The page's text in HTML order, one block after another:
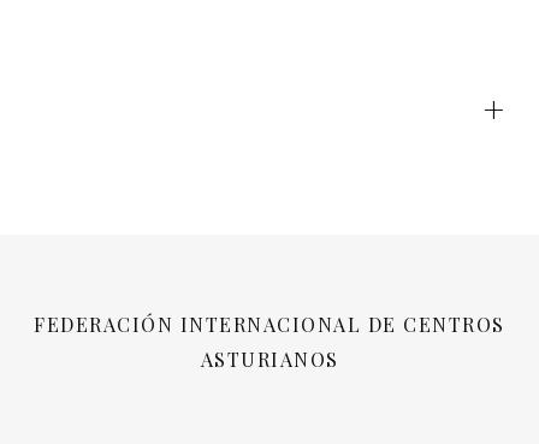
+
FEDERACIÓN INTERNACIONAL DE CENTROS
ASTURIANOS